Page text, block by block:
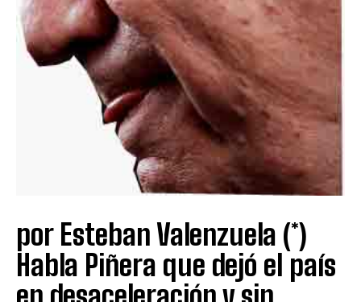
por Esteban Valenzuela (*)
Habla Piñera que dejó el país